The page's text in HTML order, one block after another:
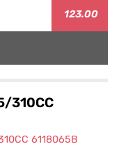
123.00
310CC